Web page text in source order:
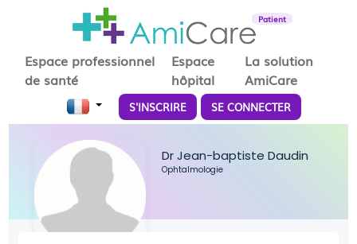
Patient
Espace professionnel
de santé
Espace
hôpital
La solution
AmiCare
S'INSCRIRE SE CONNECTER
Dr Jean-baptiste Daudin
Ophtalmologie